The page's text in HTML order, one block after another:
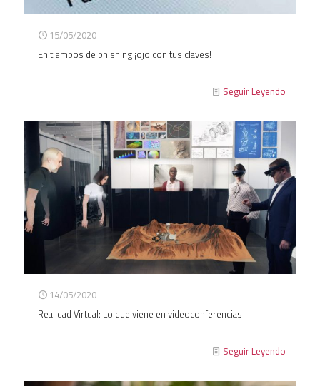
15/05/2020
En tiempos de phishing ¡ojo con tus claves!
Seguir Leyendo
14/05/2020
Realidad Virtual: Lo que viene en videoconferencias
Seguir Leyendo